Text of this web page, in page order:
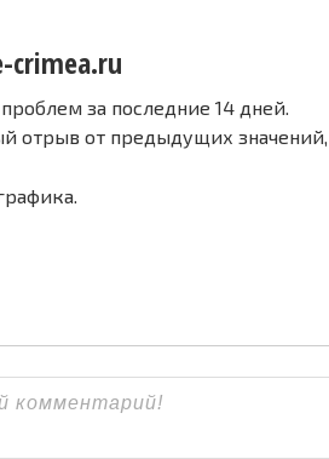
crimea.ru
за последние 14 дней.
отрыв от предыдущих